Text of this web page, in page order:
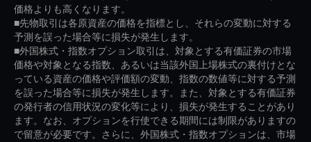
価格よりも高くなります。
■先物取引は各原資産の価格を指標とし、それらの変動に対する
予測を誤った場合等に損失が発生します。
■外国株式・指数オプション取引は、対象とする有価証券の市場
価格や対象となる指数、あるいは当該外国上場株式の裏付けとな
っている資産の価格や評価額の変動、指数の数値等に対する予測
を誤った場合等に損失が発生します。また、対象とする有価証券
の発行者の信用状況の変化等により、損失が発生することがあり
ます。なお、オプションを行使できる期間には制限がありますの
で留意が必要です。さらに、外国株式・指数オプションは、市場